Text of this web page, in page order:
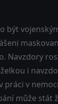
být
Navzdory
i
v
může stát